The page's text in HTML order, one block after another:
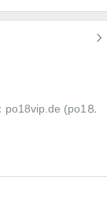

po18vip.de (po1⒏